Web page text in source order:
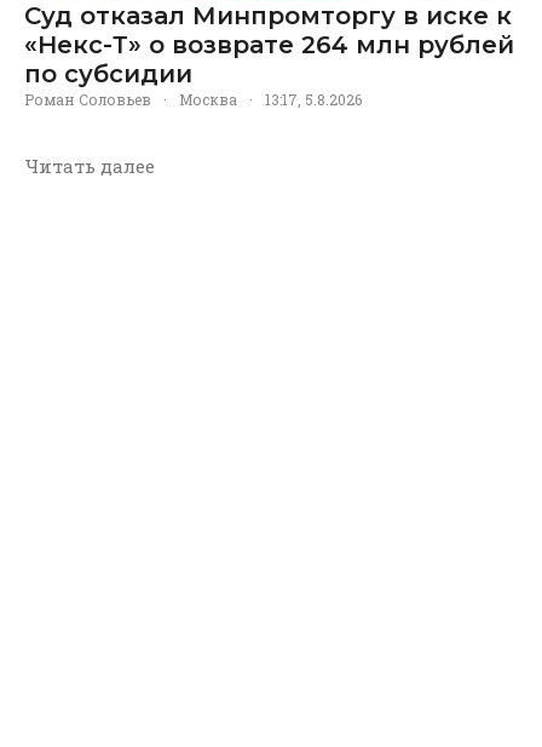
Суд отказал Минпромторгу в иске к
«Некс-Т» о возврате 264 млн рублей
по субсидии
Роман Соловьев · Москва · 13:17, 5.8.2026
Читать далее